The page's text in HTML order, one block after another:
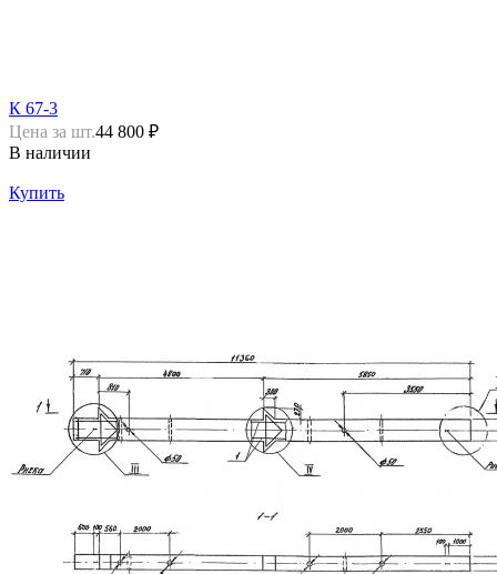
К 67-3
Цена за шт.44 800 ₽
В наличии
Купить